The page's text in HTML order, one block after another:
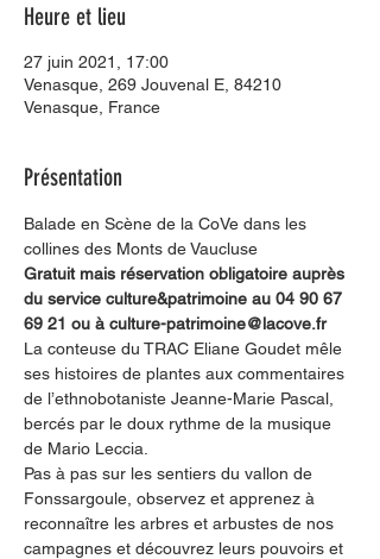
Heure et lieu
27 juin 2021, 17:00
Venasque, 269 Jouvenal E, 84210
Venasque, France
Présentation
Balade en Scène de la CoVe dans les
collines des Monts de Vaucluse
Gratuit mais réservation obligatoire auprès
du service culture&patrimoine au 04 90 67
69 21 ou à culture-patrimoine@lacove.fr
La conteuse du TRAC Eliane Goudet mêle
ses histoires de plantes aux commentaires
de l’ethnobotaniste Jeanne-Marie Pascal,
bercés par le doux rythme de la musique
de Mario Leccia.
Pas à pas sur les sentiers du vallon de
Fonssargoule, observez et apprenez à
reconnaître les arbres et arbustes de nos
campagnes et découvrez leurs pouvoirs et